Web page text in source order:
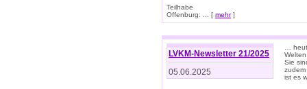
Teilhabe
Offenburg: ... [ mehr]
LVKM-Newsletter 21/2025
05.06.2025
…
Sie
ist es